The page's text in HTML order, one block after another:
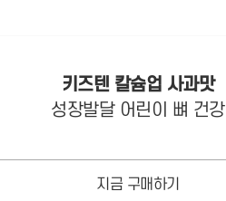
키즈텐 칼슘업 사과맛
성장발달 어린이 뼈 건강
지금 구매하기